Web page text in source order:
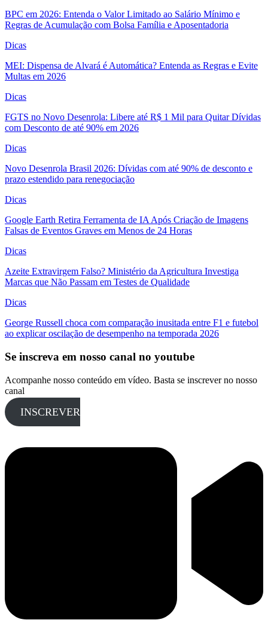
BPC em 2026: Entenda o Valor Limitado ao Salário Mínimo e
Regras de Acumulação com Bolsa Família e Aposentadoria
Dicas
MEI: Dispensa de Alvará é Automática? Entenda as Regras e Evite
Multas em 2026
Dicas
FGTS no Novo Desenrola: Libere até R$ 1 Mil para Quitar Dívidas
com Desconto de até 90% em 2026
Dicas
Novo Desenrola Brasil 2026: Dívidas com até 90% de desconto e
prazo estendido para renegociação
Dicas
Google Earth Retira Ferramenta de IA Após Criação de Imagens
Falsas de Eventos Graves em Menos de 24 Horas
Dicas
Azeite Extravirgem Falso? Ministério da Agricultura Investiga
Marcas que Não Passam em Testes de Qualidade
Dicas
George Russell choca com comparação inusitada entre F1 e futebol
ao explicar oscilação de desempenho na temporada 2026
Se inscreva em nosso canal no youtube
Acompanhe nosso conteúdo em vídeo. Basta se inscrever no nosso
canal
INSCREVER